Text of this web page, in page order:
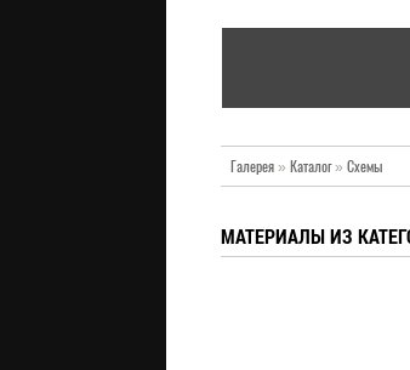
Галерея» Каталог» Схемы
МАТЕРИАЛЫ ИЗ